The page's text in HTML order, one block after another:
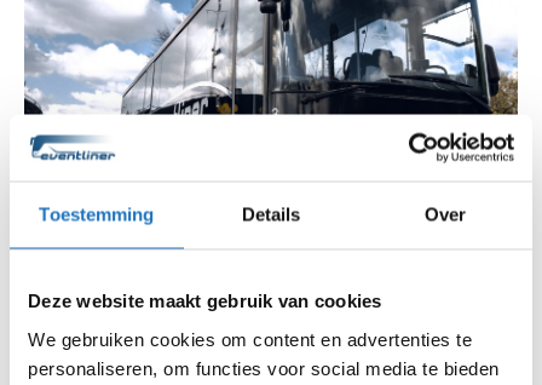
Toestemming Details Over
Deze website maakt gebruik van cookies
We gebruiken cookies om content en advertenties te
personaliseren, om functies voor social media te bieden